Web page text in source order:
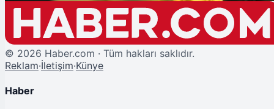
© 2026 Haber.com · Tüm hakları saklıdır.
Reklam·İletişim·Künye
Haber